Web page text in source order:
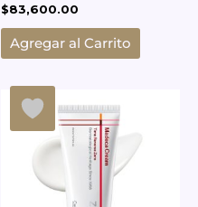
$83,600.00
Agregar al Carrito